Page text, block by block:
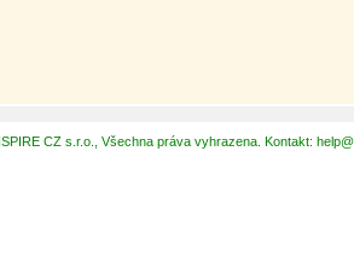
CZ s.r.o., Všechna práva vyhrazena. Kontakt: